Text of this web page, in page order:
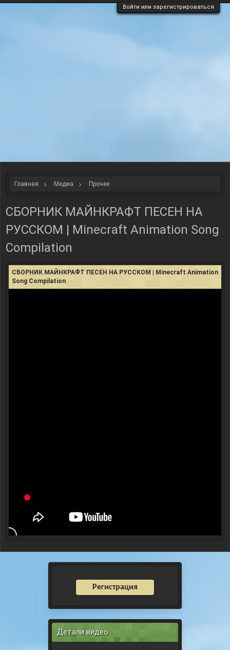
Войти или зарегистрироваться
Главная Медиа Прочее
СБОРНИК МАЙНКРАФТ ПЕСЕН НА
РУССКОМ | Minecraft Animation Song
Compilation
СБОРНИК МАЙНКРАФТ ПЕСЕН НА РУССКОМ | Minecraft Animation
Song Compilation
Регистрация
Детали видео